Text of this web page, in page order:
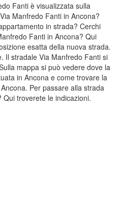
Fanti è visualizzata sulla
Manfredo Fanti in Ancona?
in strada? Cerchi
Fanti in Ancona? Qui
esatta della nuova strada.
Il stradale Via Manfredo Fanti si
mappa si può vedere dove la
in Ancona e come trovare la
Per passare alla strada
troverete le indicazioni.